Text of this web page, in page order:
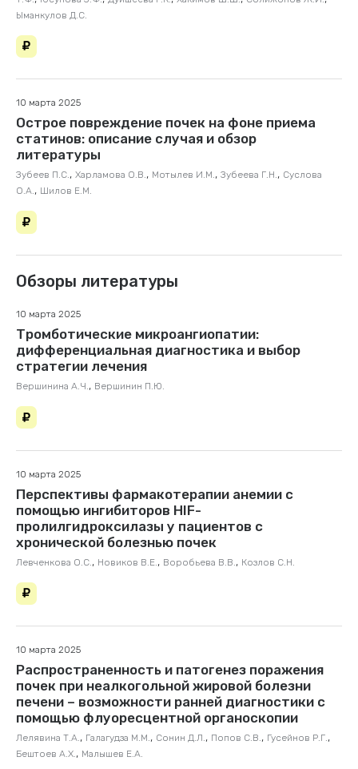
Ыманкулов Д.С.
10 марта 2025
Острое повреждение почек на фоне приема
статинов: описание случая и обзор
литературы
Зубеев П.С., Харламова О.В., Мотылев И.М., Зубеева Г.Н., Суслова
О.А., Шилов Е.М.
Обзоры литературы
10 марта 2025
Тромботические микроангиопатии:
дифференциальная диагностика и выбор
стратегии лечения
Вершинина А.Ч., Вершинин П.Ю.
10 марта 2025
Перспективы фармакотерапии анемии с
помощью ингибиторов HIF-
пролилгидроксилазы у пациентов с
хронической болезнью почек
Левченкова О.С. , Новиков В.Е. , Воробьева В.В. , Козлов С.Н.
10 марта 2025
Распространенность и патогенез поражения
почек при неалкогольной жировой болезни
печени – возможности ранней диагностики с
помощью флуоресцентной органоскопии
Лелявина Т.А., Галагудза М.М., Сонин Д.Л., Попов С.В., Гусейнов Р.Г.,
Бештоев А.Х., Малышев Е.А.